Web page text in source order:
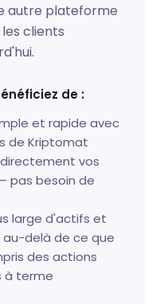
autre plateforme
clients
de :
et rapide avec
de Kriptomat
vos
pas besoin de
large d'actifs et
delà de ce que
des actions
à terme